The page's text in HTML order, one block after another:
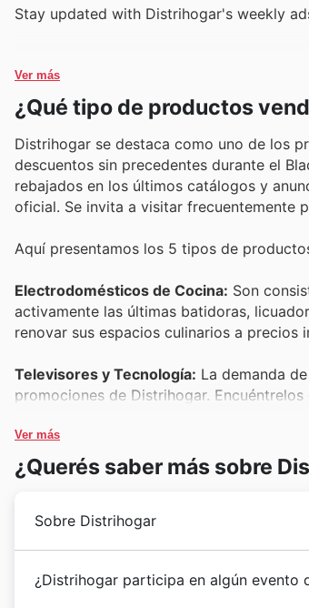
Stay updated with Distrihogar's weekly
Ver más
¿Qué tipo de productos
Distrihogar se destaca como uno de los
descuentos sin precedentes durante el
rebajados en los últimos catálogos y
oficial. Se invita a visitar frecuentemente
Aquí presentamos los 5 tipos de
Electrodomésticos de Cocina: Son
activamente las últimas batidoras,
renovar sus espacios culinarios a precios
Televisores y Tecnología: La demanda
promociones de Distrihogar.
Muebles para el Hogar:Los colombianos
camas. Estos artículos esenciales para el
offers, los convierte en una elección
Ver más
¿Querés saber más sobre
Sobre Distrihogar
colombianos. Nació de la visión de
¿Distrihogar participa en algún evento